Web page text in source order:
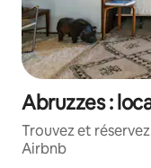
Abruzzes :
Trouvez et
Airbnb